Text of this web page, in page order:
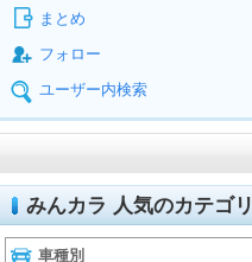
まとめ
フォロー
ユーザー内検索
みんカラ 人気のカテゴリ
車種別